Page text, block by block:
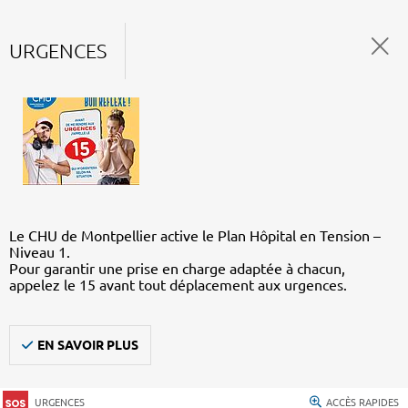
URGENCES
Le CHU de Montpellier active le Plan Hôpital en Tension –
Niveau 1.
Pour garantir une prise en charge adaptée à chacun,
appelez le 15 avant tout déplacement aux urgences.
EN SAVOIR PLUS
URGENCES ACCÈS RAPIDES